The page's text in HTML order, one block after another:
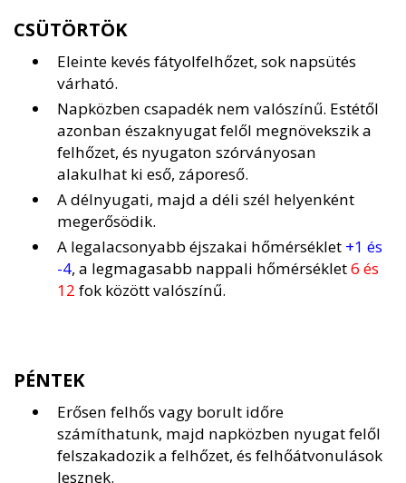
CSÜTÖRTÖK
Eleinte kevés fátyolfelhőzet, sok napsütés
várható.
Napközben csapadék nem valószínű. Estétől
azonban északnyugat felől megnövekszik a
felhőzet, és nyugaton szórványosan
alakulhat ki eső, záporeső.
A délnyugati, majd a déli szél helyenként
megerősödik.
A legalacsonyabb éjszakai hőmérséklet +1 és
-4, a legmagasabb nappali hőmérséklet6 és
12 fok között valószínű.
PÉNTEK
Erősen felhős vagy borult időre
számíthatunk, majd napközben nyugat felől
felszakadozik a felhőzet, és felhőátvonulások
lesznek.